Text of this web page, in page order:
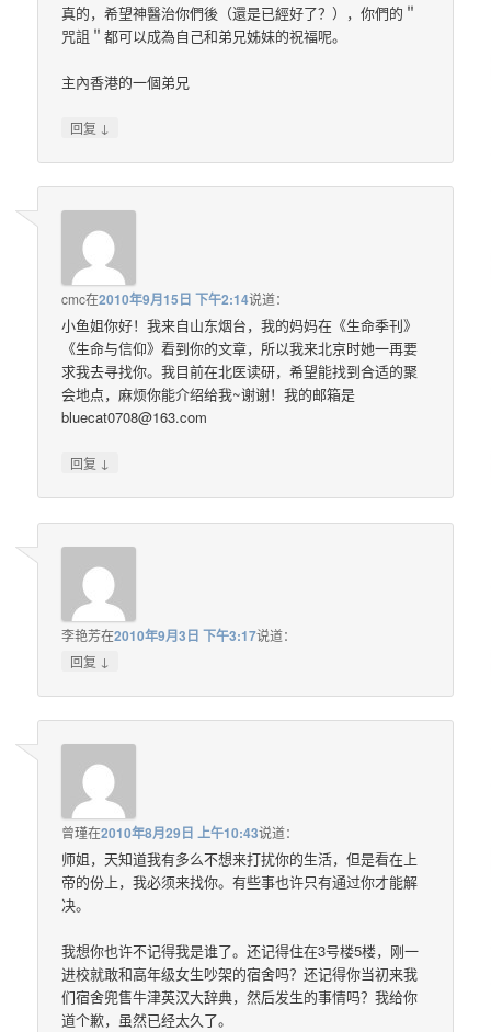
真的，希望神醫治你們後（還是已經好了？），你們的＂
咒詛＂都可以成為自己和弟兄姊妹的祝福呢。
主內香港的一個弟兄
回复 ↓
cmc在2010年9月15日 下午2:14说道：
小鱼姐你好！我来自山东烟台，我的妈妈在《生命季刊》
《生命与信仰》看到你的文章，所以我来北京时她一再要
求我去寻找你。我目前在北医读研，希望能找到合适的聚
会地点，麻烦你能介绍给我~谢谢！我的邮箱是
bluecat0708@163.com
回复 ↓
李艳芳在2010年9月3日 下午3:17说道：
回复 ↓
曾瑾在2010年8月29日 上午10:43说道：
师姐，天知道我有多么不想来打扰你的生活，但是看在上
帝的份上，我必须来找你。有些事也许只有通过你才能解
决。
我想你也许不记得我是谁了。还记得住在3号楼5楼，刚一
进校就敢和高年级女生吵架的宿舍吗？还记得你当初来我
们宿舍兜售牛津英汉大辞典，然后发生的事情吗？我给你
道个歉，虽然已经太久了。